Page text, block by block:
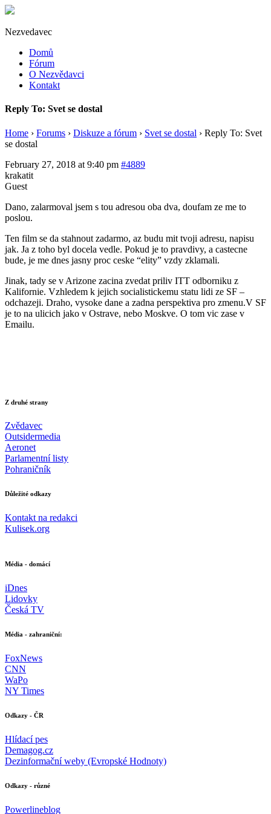
Nezvedavec
Domů
Fórum
O Nezvědavci
Kontakt
Reply To: Svet se dostal
Home › Forums › Diskuze a fórum › Svet se dostal › Reply To: Svet
se dostal
February 27, 2018 at 9:40 pm #4889
krakatit
Guest
Dano, zalarmoval jsem s tou adresou oba dva, doufam ze me to
poslou.
Ten film se da stahnout zadarmo, az budu mit tvoji adresu, napisu
jak. Ja z toho byl docela vedle. Pokud je to pravdivy, a castecne
bude, je me dnes jasny proc ceske “elity” vzdy zklamali.
Jinak, tady se v Arizone zacina zvedat priliv ITT odborniku z
Kalifornie. Vzhledem k jejich socialistickemu statu lidi ze SF –
odchazeji. Draho, vysoke dane a zadna perspektiva pro zmenu.V SF
je to na ulicich jako v Ostrave, nebo Moskve. O tom vic zase v
Emailu.
Z druhé strany
Zvědavec
Outsidermedia
Aeronet
Parlamentní listy
Pohraničník
Důležité odkazy
Kontakt na redakci
Kulisek.org
Média - domácí
iDnes
Lidovky
Česká TV
Média - zahraniční:
FoxNews
CNN
WaPo
NY Times
Odkazy - ČR
Hlídací pes
Demagog.cz
Dezinformační weby (Evropské Hodnoty)
Odkazy - různé
Powerlineblog